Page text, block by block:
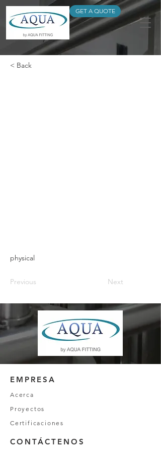
GET A QUOTE
< Back
physical
Previous Next
EMPRESA
Acerca
Proyectos
Certificaciones
CONTÁCTENOS